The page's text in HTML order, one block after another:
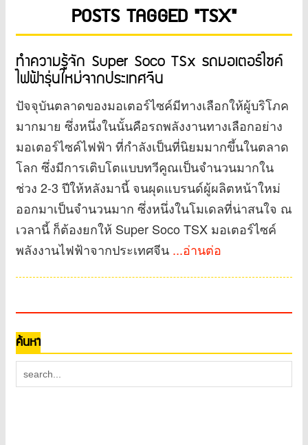
POSTS TAGGED "TSX"
ทำความรู้จัก Super Soco TSx รถมอเตอร์ไซค์
ไฟฟ้ารุ่นใหม่จากประเทศจีน
ปัจจุบันตลาดของมอเตอร์ไซค์มีทางเลือกให้ผู้บริโภค
มากมาย ซึ่งหนึ่งในนั้นคือรถพลังงานทางเลือกอย่าง
มอเตอร์ไซค์ไฟฟ้า ที่กำลังเป็นที่นิยมมากขึ้นในตลาด
โลก ซึ่งมีการเติบโตแบบทวีคูณเป็นจำนวนมากใน
ช่วง 2-3 ปีให้หลังมานี้ จนผุดแบรนด์ผู้ผลิตหน้าใหม่
ออกมาเป็นจำนวนมาก ซึ่งหนึ่งในโมเดลที่น่าสนใจ ณ
เวลานี้ ก็ต้องยกให้ Super Soco TSX มอเตอร์ไซค์
พลังงานไฟฟ้าจากประเทศจีน ...อ่านต่อ
ค้นหา